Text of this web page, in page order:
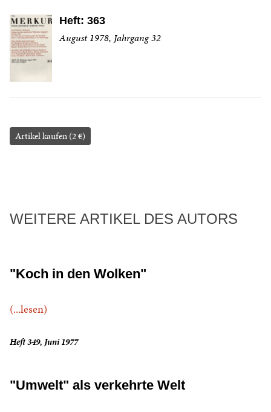
Heft: 363
August 1978, Jahrgang 32
Artikel kaufen (2 €)
WEITERE ARTIKEL DES AUTORS
"Koch in den Wolken"
(...lesen)
Heft 349, Juni 1977
"Umwelt" als verkehrte Welt